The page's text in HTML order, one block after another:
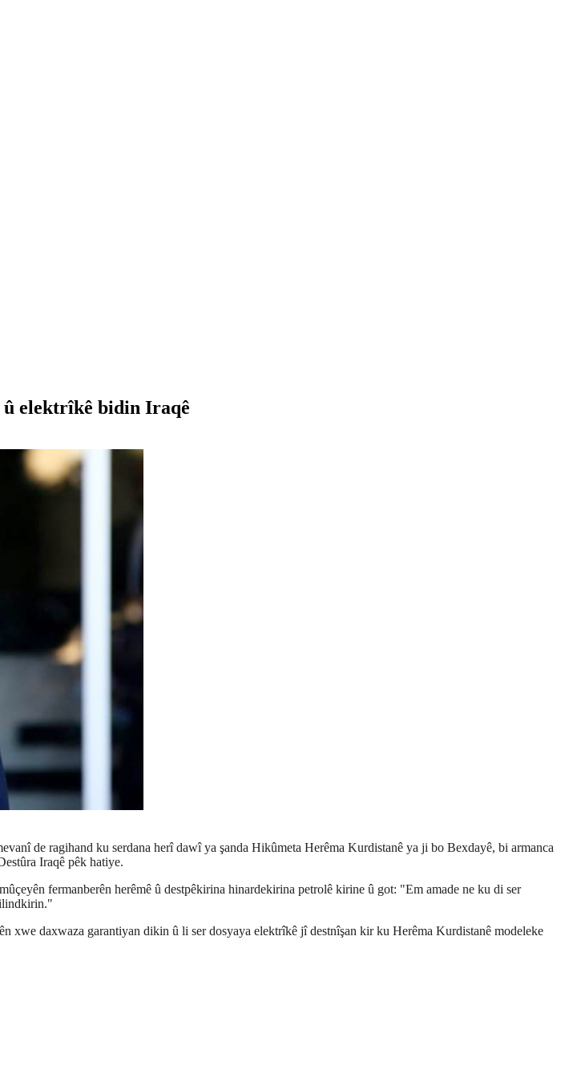
û elektrîkê bidin Iraqê
de ragihand ku serdana herî dawî ya şanda Hikûmeta Herêma Kurdistanê ya ji bo Bexdayê, bi armanca
Iraqê pêk hatiye.
fermanberên herêmê û destpêkirina hinardekirina petrolê kirine û got: "Em amade ne ku di ser
xwe daxwaza garantiyan dikin û li ser dosyaya elektrîkê jî destnîşan kir ku Herêma Kurdistanê modeleke